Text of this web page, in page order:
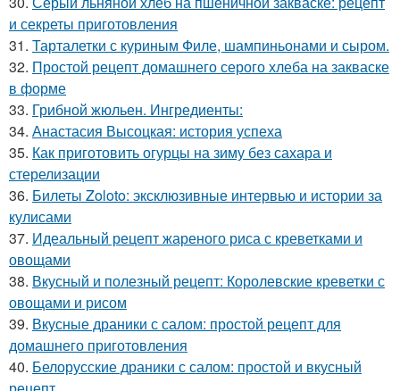
и секреты приготовления
31. Тарталетки с куриным Филе, шампиньонами и сыром.
32. Простой рецепт домашнего серого хлеба на закваске
в форме
33. Грибной жюльен. Ингредиенты:
34. Анастасия Высоцкая: история успеха
35. Как приготовить огурцы на зиму без сахара и
стерелизации
36. Билеты Zoloto: эксклюзивные интервью и истории за
кулисами
37. Идеальный рецепт жареного риса с креветками и
овощами
38. Вкусный и полезный рецепт: Королевские креветки с
овощами и рисом
39. Вкусные драники с салом: простой рецепт для
домашнего приготовления
40. Белорусские драники с салом: простой и вкусный